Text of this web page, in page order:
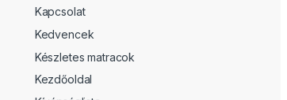
Kapcsolat
Kedvencek
Készletes matracok
Kezdőoldal